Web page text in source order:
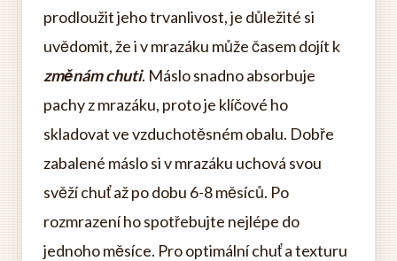
prodloužit jeho trvanlivost, je důležité si
uvědomit, že i v mrazáku může časem dojít k
změnám chuti. Máslo snadno absorbuje
pachy z mrazáku, proto je klíčové ho
skladovat ve vzduchotěsném obalu. Dobře
zabalené máslo si v mrazáku uchová svou
svěží chuť až po dobu 6-8 měsíců. Po
rozmrazení ho spotřebujte nejlépe do
jednoho měsíce. Pro optimální chuť a texturu